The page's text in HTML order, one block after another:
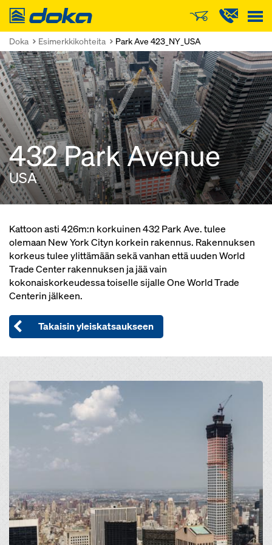
Doka
Doka Esimerkkikohteita Park Ave 423_NY_USA
432 Park Avenue
USA
Kattoon asti 426m:n korkuinen 432 Park Ave. tulee
olemaan New York Cityn korkein rakennus. Rakennuksen
korkeus tulee ylittämään sekä vanhan että uuden World
Trade Center rakennuksen ja jää vain
kokonaiskorkeudessa toiselle sijalle One World Trade
Centerin jälkeen.
Takaisin yleiskatsaukseen